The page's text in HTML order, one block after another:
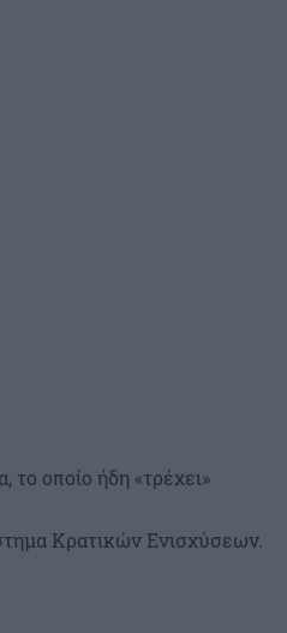
το οποίο ήδη «τρέχει»
Κρατικών Ενισχύσεων.